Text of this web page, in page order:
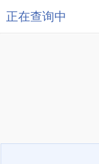
正在查询中